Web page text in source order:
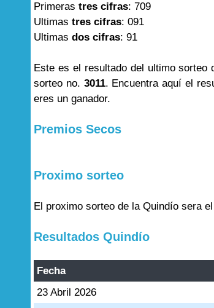
Primeras tres cifras: 709
Ultimas tres cifras: 091
Ultimas dos cifras: 91
Este es el resultado del ultimo sorteo
sorteo no. 3011. Encuentra aquí el
eres un ganador.
Premios Secos
Proximo sorteo
El proximo sorteo de la Quindío sera el
Resultados Quindío
Fecha
23 Abril 2026